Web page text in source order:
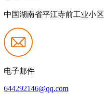
中国湖南省平江寺前工业小区
电子邮件
644292146@qq.com